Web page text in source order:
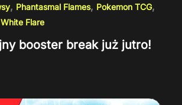
, Phantasmal Flames, Pokemon TCG,
White Flare
booster break już jutro!